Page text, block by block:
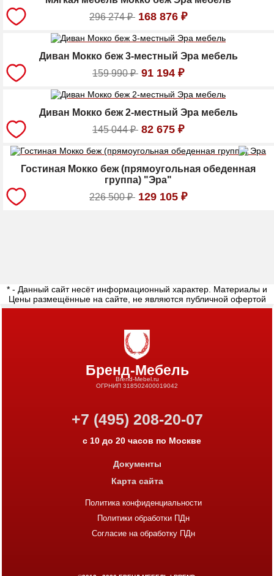
296 274₽ 168 876 ₽
Диван Мокко беж 3-местный Эра мебель
159 990₽ 91 194 ₽
Диван Мокко беж 2-местный Эра мебель
145 044₽ 82 675 ₽
Гостиная Мокко беж (прямоугольная обеденная
группа) "Эра"
226 500₽ 129 105 ₽
* - Данный сайт несёт информационный характер. Материалы и
Цены размещённые на сайте, не являются публичной офертой
Бренд-Мебель
Brend-Mebel.ru
ОГРНИП 318502400019042
Политика конфиденциальности
Политики обработки ПДн
Согласие на обработку ПДн
+7 (495) 208-20-07
с 10 до 20 часов по Москве
Документы
Карта сайта